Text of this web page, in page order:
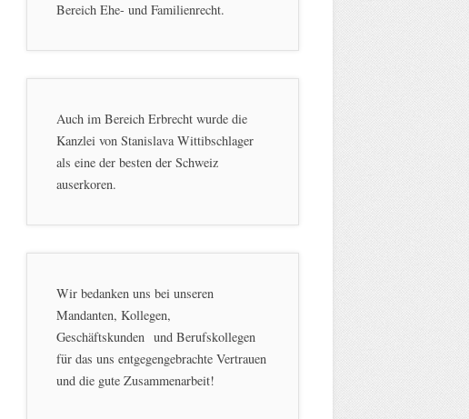
Bereich Ehe- und Familienrecht.
Auch im Bereich Erbrecht wurde die
Kanzlei von Stanislava Wittibschlager
als eine der besten der Schweiz
auserkoren.
Wir bedanken uns bei unseren
Mandanten, Kollegen,
Geschäftskunden und Berufskollegen
für das uns entgegengebrachte Vertrauen
und die gute Zusammenarbeit!